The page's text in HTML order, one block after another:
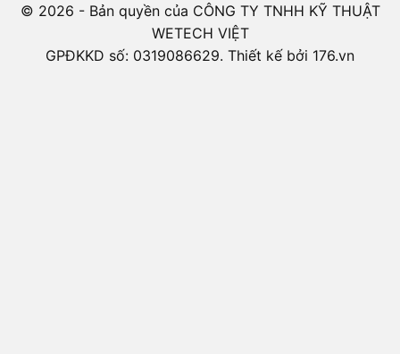
© 2026 - Bản quyền của CÔNG TY TNHH KỸ THUẬT
WETECH VIỆT
GPĐKKD số: 0319086629. Thiết kế bởi 176.vn